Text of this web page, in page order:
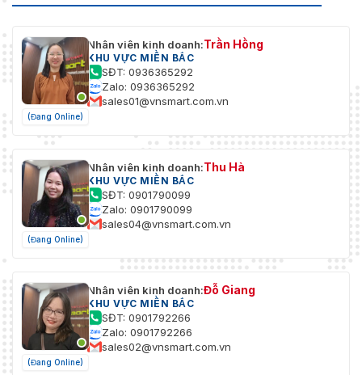
(Đang Online)
Nhân viên kinh doanh:Trần Hồng
KHU VỰC MIỀN BẮC
SĐT: 0936365292
Zalo: 0936365292
sales01@vnsmart.com.vn
(Đang Online)
Nhân viên kinh doanh:Thu Hà
KHU VỰC MIỀN BẮC
SĐT: 0901790099
Zalo: 0901790099
sales04@vnsmart.com.vn
(Đang Online)
Nhân viên kinh doanh:Đỗ Giang
KHU VỰC MIỀN BẮC
SĐT: 0901792266
Zalo: 0901792266
sales02@vnsmart.com.vn